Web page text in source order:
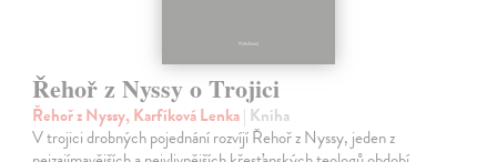
Řehoř z Nyssy o Trojici
Řehoř z Nyssy, Karfíková Lenka| Kniha
V trojici drobných pojednání rozvíjí Řehoř z Nyssy, jeden z